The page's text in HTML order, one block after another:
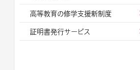
高等教育の修学支援新制度
証明書発行サービス